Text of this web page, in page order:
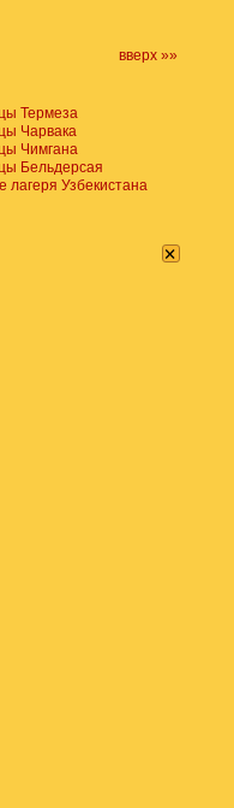
вверх »»
Термеза
Чарвака
Чимгана
Бельдерсая
лагеря Узбекистана
×